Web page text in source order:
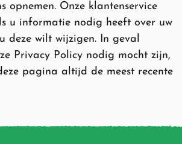
opnemen. Onze klantenservice
u informatie nodig heeft over uw
deze wilt wijzigen. In geval
Privacy Policy nodig mocht zijn,
pagina altijd de meest recente